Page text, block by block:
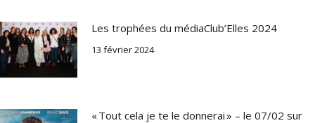
Les trophées du médiaClub’Elles 2024
13 février 2024
« Tout cela je te le donnerai » – le 07/02 sur